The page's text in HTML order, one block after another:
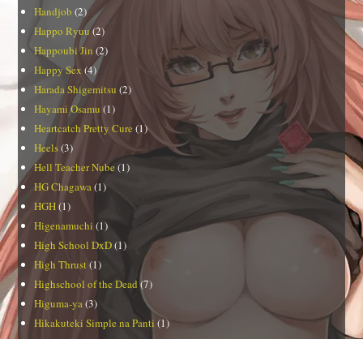
Handjob (2)
Happo Ryuu(2)
Happoubi Jin (2)
Happy Sex (4)
Harada Shigemitsu (2)
Hayami Osamu (1)
Heartcatch Pretty Cure (1)
Heels(3)
Hell Teacher Nube(1)
HG Chagawa(1)
HGH(1)
Higenamuchi (1)
High School DxD(1)
High Thrust(1)
Highschool of the Dead(7)
Higuma-ya(3)
Hikakuteki Simple na Panti (1)